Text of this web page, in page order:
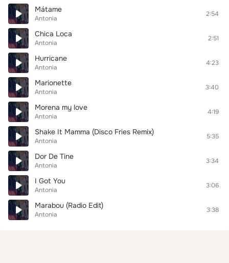
Mátame
Antonia
2:54
Chica Loca
Antonia
2:51
Hurricane
Antonia
4:23
Marionette
Antonia
3:40
Morena my love
Antonia
4:19
Shake It Mamma (Disco Fries Remix)
Antonia
5:35
Dor De Tine
Antonia
3:34
I Got You
Antonia
3:06
Marabou (Radio Edit)
Antonia
3:38